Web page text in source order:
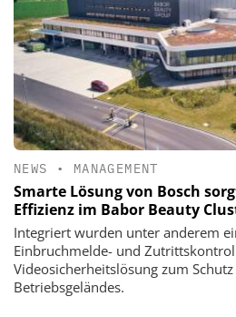
NEWS • MANAGEMENT
Smarte Lösung von Bosch
Effizienz im Babor Beauty
Integriert wurden unter anderem
Einbruchmelde- und
Videosicherheitslösung zum
Betriebsgeländes.